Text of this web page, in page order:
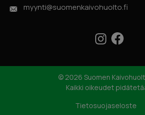
myynti@suomenkaivohuolto.fi
Instagram
© 2026 Suomen
Kaikki oikeudet
Tietosuojaseloste